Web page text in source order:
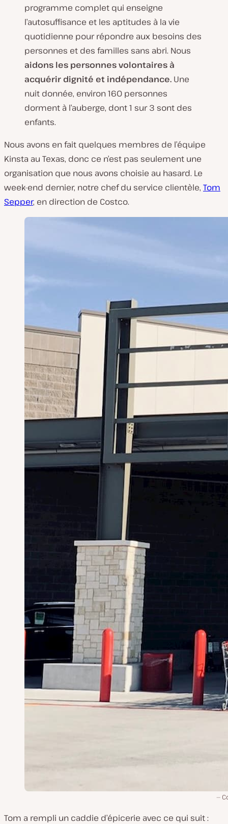
programme complet qui enseigne
l’autosuffisance et les aptitudes à la vie
quotidienne pour répondre aux besoins des
personnes et des familles sans abri. Nous
aidons les personnes volontaires à
acquérir dignité et indépendance. Une
nuit donnée, environ 160 personnes
dorment à l’auberge, dont 1 sur 3 sont des
enfants.
Nous avons en fait quelques membres de l’équipe
Kinsta au Texas, donc ce n’est pas seulement une
organisation que nous avons choisie au hasard. Le
week-end dernier, notre chef du service clientèle, Tom
Sepper, en direction de Costco.
Tom a rempli un caddie d’épicerie avec ce qui suit :